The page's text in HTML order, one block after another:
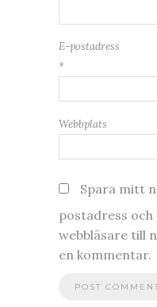
E-postadress
*
Webbplats
Spara mitt
postadress och
webbläsare till
en kommentar.